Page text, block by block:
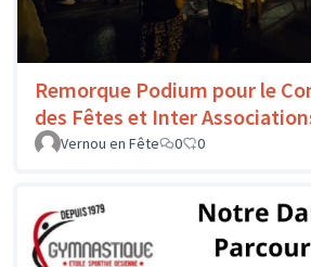
Remorque Podium pour le
des Fêtes et Inter
Vernou en Fête
0 0